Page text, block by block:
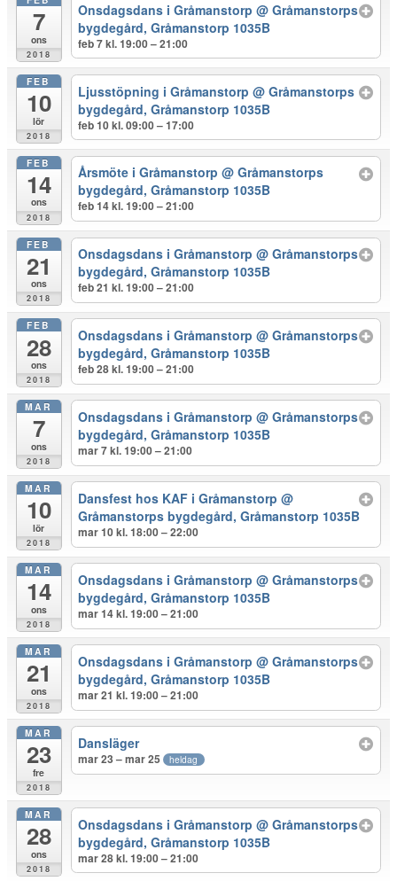
7
ons
2018
Onsdagsdans i Gråmanstorp@ Gråmanstorps
bygdegård, Gråmanstorp 1035B
feb 7 kl. 19:00 – 21:00
FEB
10
lör
2018
Ljusstöpning i Gråmanstorp@ Gråmanstorps
bygdegård, Gråmanstorp 1035B
feb 10 kl. 09:00 – 17:00
FEB
14
ons
2018
Årsmöte i Gråmanstorp@ Gråmanstorps
bygdegård, Gråmanstorp 1035B
feb 14 kl. 19:00 – 21:00
FEB
21
ons
2018
Onsdagsdans i Gråmanstorp@ Gråmanstorps
bygdegård, Gråmanstorp 1035B
feb 21 kl. 19:00 – 21:00
FEB
28
ons
2018
Onsdagsdans i Gråmanstorp@ Gråmanstorps
bygdegård, Gråmanstorp 1035B
feb 28 kl. 19:00 – 21:00
MAR
7
ons
2018
Onsdagsdans i Gråmanstorp@ Gråmanstorps
bygdegård, Gråmanstorp 1035B
mar 7 kl. 19:00 – 21:00
MAR
10
lör
2018
Dansfest hos KAF i Gråmanstorp@
Gråmanstorps bygdegård, Gråmanstorp 1035B
mar 10 kl. 18:00 – 22:00
MAR
14
ons
2018
Onsdagsdans i Gråmanstorp@ Gråmanstorps
bygdegård, Gråmanstorp 1035B
mar 14 kl. 19:00 – 21:00
MAR
21
ons
2018
Onsdagsdans i Gråmanstorp@ Gråmanstorps
bygdegård, Gråmanstorp 1035B
mar 21 kl. 19:00 – 21:00
MAR
23
fre
2018
Dansläger
mar 23 – mar 25 heldag
MAR
28
ons
2018
Onsdagsdans i Gråmanstorp@ Gråmanstorps
bygdegård, Gråmanstorp 1035B
mar 28 kl. 19:00 – 21:00